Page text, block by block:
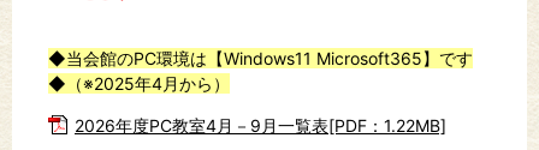
◆当会館のPC環境は【Windows11 Microsoft365】です
◆（※2025年4月から）
2026年度PC教室4月－9月一覧表[PDF：1.22MB]